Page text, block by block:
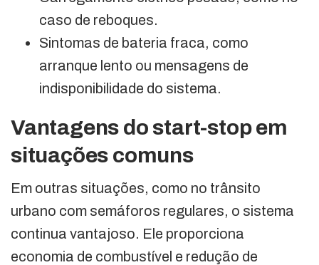
caso de reboques.
Sintomas de bateria fraca, como
arranque lento ou mensagens de
indisponibilidade do sistema.
Vantagens do start-stop em
situações comuns
Em outras situações, como no trânsito
urbano com semáforos regulares, o sistema
continua vantajoso. Ele proporciona
economia de combustível e redução de